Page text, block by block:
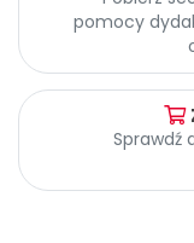
Promocje
pomocy
Sprawdź